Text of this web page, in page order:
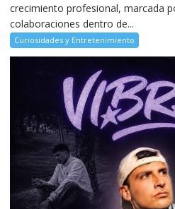
crecimiento profesional, marcada
colaboraciones dentro de...
Curiosidades y Entretenimiento